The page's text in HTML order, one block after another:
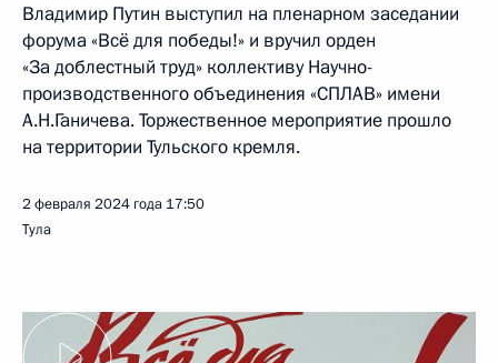
Владимир Путин выступил на пленарном заседании
форума «Всё для победы!» и вручил орден
«За доблестный труд» коллективу Научно-
производственного объединения «СПЛАВ» имени
А.Н.Ганичева. Торжественное мероприятие прошло
на территории Тульского кремля.
2 февраля 2024 года 17:50
Тула